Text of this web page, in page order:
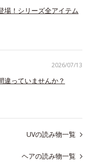
場！シリーズ全アイテム
違っていませんか？
2026/07/13
UVの読み物一覧
ヘアの読み物一覧